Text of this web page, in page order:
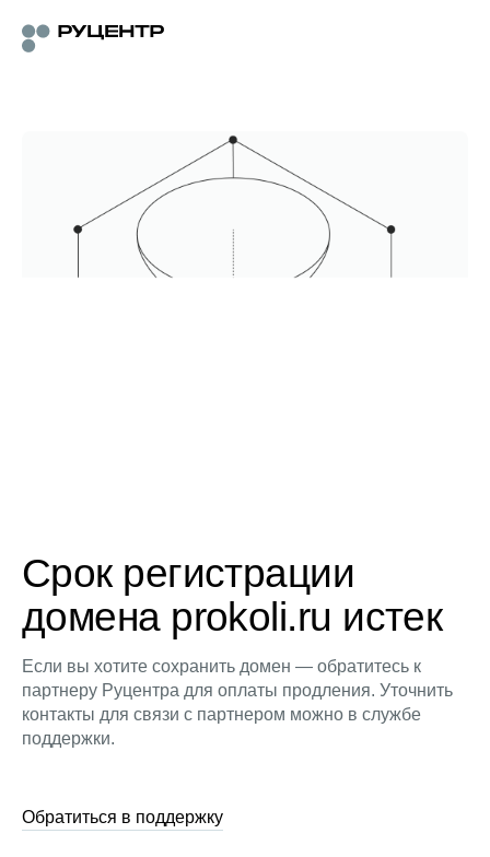
Срок регистрации
домена prokoli.ru истек
Если вы хотите сохранить домен — обратитесь к
партнеру Руцентра для оплаты продления. Уточнить
контакты для связи с партнером можно в службе
поддержки.
Обратиться в поддержку